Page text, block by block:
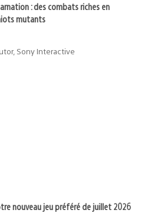
: des combats riches en
mutants
Sony Interactive
nouveau jeu préféré de juillet 2026